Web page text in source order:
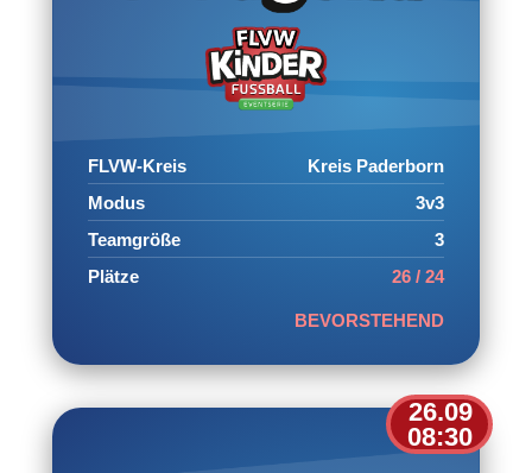
FLVW-Kreis
Kreis Paderborn
Modus
3v3
Teamgröße
3
Plätze
26 / 24
BEVORSTEHEND
26.09
08:30